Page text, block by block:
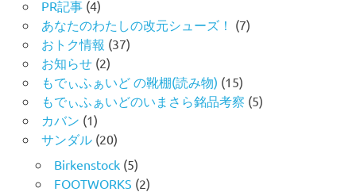
PR記事(4)
あなたのわたしの改元シューズ！ (7)
おトク情報 (37)
お知らせ(2)
もでぃふぁいど の靴棚(読み物) (15)
もでぃふぁいどのいまさら銘品考察 (5)
カバン (1)
サンダル(20)
Birkenstock(5)
FOOTWORKS (2)